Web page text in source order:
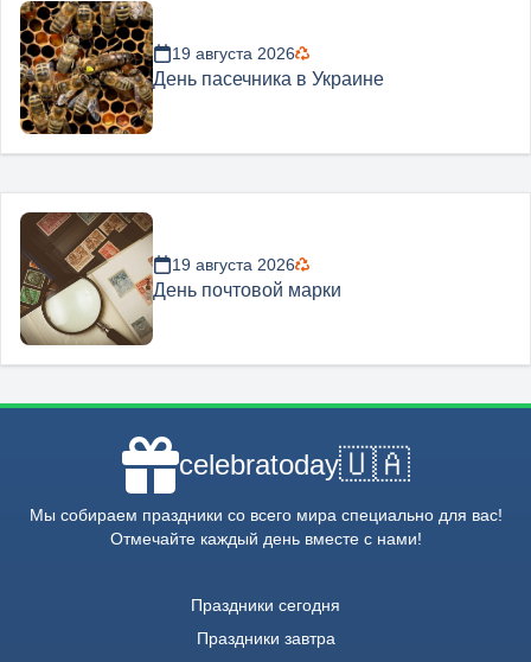
19 августа 2026
День пасечника в Украине
19 августа 2026
День почтовой марки
celebratoday🇺🇦
Мы собираем праздники со всего мира специально для вас!
Отмечайте каждый день вместе с нами!
Праздники сегодня
Праздники завтра